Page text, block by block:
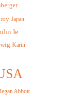
Japan
le
Karin
Abbott